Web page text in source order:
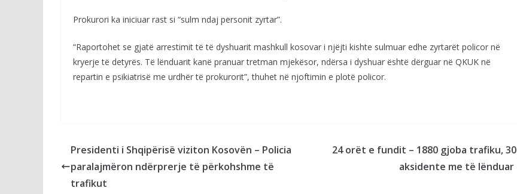
Prokurori ka iniciuar rast si “sulm ndaj personit zyrtar”.
“Raportohet se gjatë arrestimit të të dyshuarit mashkull kosovar i njëjti kishte sulmuar edhe zyrtarët policor në
kryerje të detyrës. Të lënduarit kanë pranuar tretman mjekësor, ndërsa i dyshuar është dërguar në QKUK në
repartin e psikiatrisë me urdhër të prokurorit”, thuhet në njoftimin e plotë policor.
Presidenti i Shqipërisë viziton Kosovën – Policia
paralajmëron ndërprerje të përkohshme të
trafikut
24 orët e fundit – 1880 gjoba trafiku, 30
aksidente me të lënduar